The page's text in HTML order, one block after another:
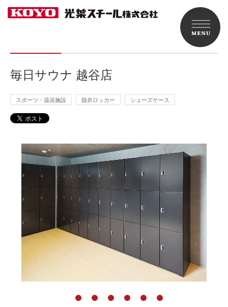
毎日サウナ 越谷店
スポーツ・温浴施設 脱衣ロッカー シューズケース